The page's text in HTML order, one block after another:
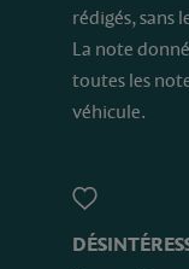
rédigés, sans
La note
toutes les
véhicule.